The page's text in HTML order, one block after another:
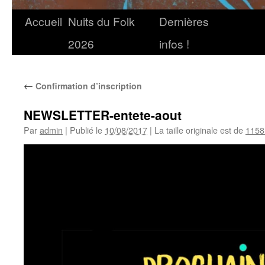
Accueil Nuits du Folk
2026
Dernières
infos !
← Confirmation d’inscription
NEWSLETTER-entete-aout
Paradmin | Publié le 10/08/2017 | La taille originale est de